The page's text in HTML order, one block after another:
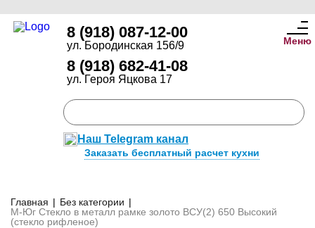
8 (918) 087-12-00
ул. Бородинская 156/9
8 (918) 682-41-08
ул. Героя Яцкова 17
Наш Telegram канал
Заказать бесплатный расчет кухни
Меню
Главная | Без категории |
М-Юг Стекло в металл рамке золото ВСУ(2) 650 Высокий
(стекло рифленое)